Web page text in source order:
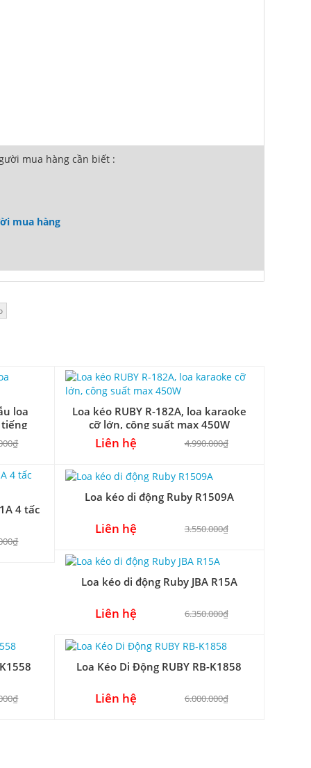
mua hàng cần biết :
mua hàng
loa
Loa kéo RUBY R-182A, loa karaoke
cỡ lớn, công suất max 450W
Liên hệ 4.990.000₫
4 tấc
Loa kéo di động Ruby R1509A
Liên hệ 3.550.000₫
Loa kéo di động Ruby JBA R15A
Liên hệ 6.350.000₫
Loa Kéo Di Động RUBY RB-K1858
Liên hệ 6.000.000₫